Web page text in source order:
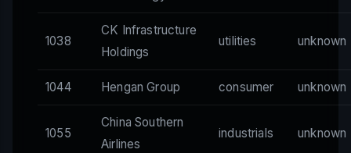
1038
CK Infrastructure
Holdings
utilities unknown
1044 Hengan Group consumer unknown
1055
China Southern
Airlines
industrials unknown